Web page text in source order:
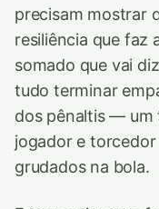
precisam mostrar
resiliência que faz
somado que vai
tudo terminar
dos pênaltis — um
jogador e torcedor
grudados na bola.